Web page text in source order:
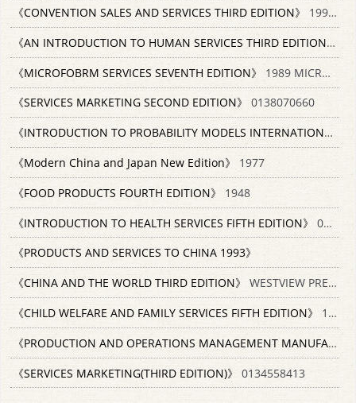
《CONVENTION SALES AND SERVICES THIRD EDITION》
1991 0962071013
《AN INTRODUCTION TO HUMAN SERVICES THIRD EDITION》
《MICROFOBRM SERVICES SEVENTH EDITION》
1989 MICROFORMS INTERNATIONAL MARKETING CORPORATION AND OXFORD MICROFORM PUBLICATIONS
《SERVICES MARKETING SECOND EDITION》
0138070660
《INTRODUCTION TO PROBABILITY MODELS INTERNATIONAL EDITION Third Edition》
《Modern China and Japan New Edition》
1977
《FOOD PRODUCTS FOURTH EDITION》
1948
《INTRODUCTION TO HEALTH SERVICES FIFTH EDITION》
0827378521
《PRODUCTS AND SERVICES TO CHINA 1993》
《CHINA AND THE WORLD THIRD EDITION》
WESTVIEW PRESS 0813315956
《CHILD WELFARE AND FAMILY SERVICES FIFTH EDITION》
1991 0801315107
《PRODUCTION AND OPERATIONS MANAGEMENT MANUFACTURING AND SERVICES EIGHTH EDITION》
《SERVICES MARKETING(THIRD EDITION)》
0134558413